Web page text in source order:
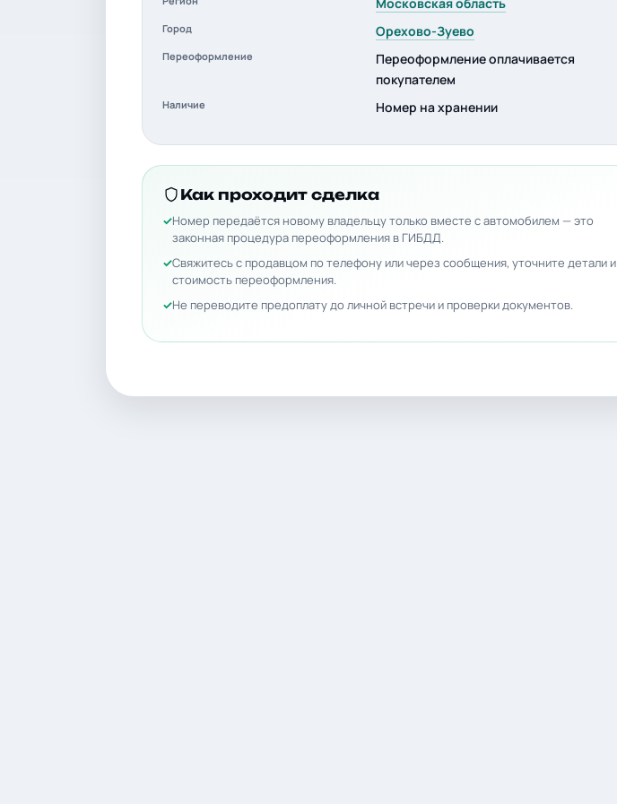
Город Орехово-Зуево
Переоформление
Переоформление оплачивается
покупателем
Наличие Номер на хранении
Как проходит сделка
Номер передаётся новому владельцу только вместе с автомобилем — это
законная процедура переоформления в ГИБДД.
Свяжитесь с продавцом по телефону или через сообщения, уточните детали и
стоимость переоформления.
Не переводите предоплату до личной встречи и проверки документов.